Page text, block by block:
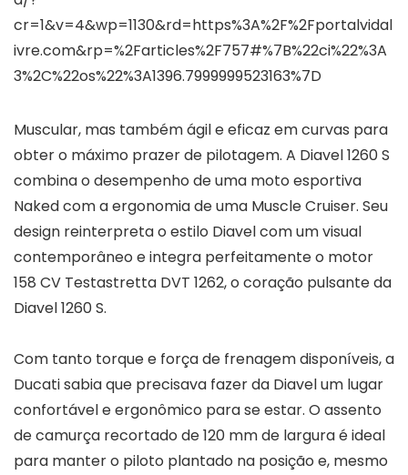
cr=1&v=4&wp=1130&rd=https%3A%2F%2Fportalvidal
ivre.com&rp=%2Farticles%2F757#%7B%22ci%22%3A
3%2C%22os%22%3A1396.7999999523163%7D
Muscular, mas também ágil e eficaz em curvas para
obter o máximo prazer de pilotagem. A Diavel 1260 S
combina o desempenho de uma moto esportiva
Naked com a ergonomia de uma Muscle Cruiser. Seu
design reinterpreta o estilo Diavel com um visual
contemporâneo e integra perfeitamente o motor
158 CV Testastretta DVT 1262, o coração pulsante da
Diavel 1260 S.
Com tanto torque e força de frenagem disponíveis, a
Ducati sabia que precisava fazer da Diavel um lugar
confortável e ergonômico para se estar. O assento
de camurça recortado de 120 mm de largura é ideal
para manter o piloto plantado na posição e, mesmo